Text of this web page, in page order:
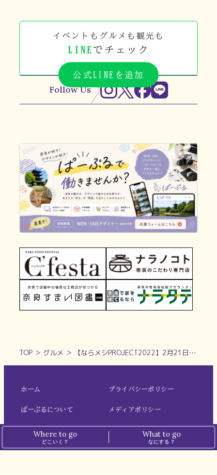
イベントもグルメも観光も
LINE でチェック
公式LINEを追加
Follow Us
TOP ＞ グルメ ＞ 【ならメシPROJECT2022】2月21日・22日に開催いたしました！
Where to go
どこいく？
What to go
なにする？
ホーム
ぱーぷるについて
運営会社
プライバシーポリシー
メディアポリシー
お問い合わせ